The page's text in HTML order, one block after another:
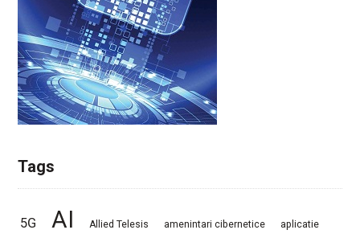
Tags
5G AI Allied Telesis amenintari cibernetice aplicatie